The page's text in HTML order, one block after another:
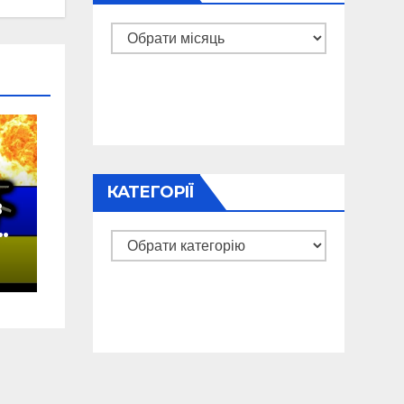
Архіви
КАТЕГОРІЇ
Категорії